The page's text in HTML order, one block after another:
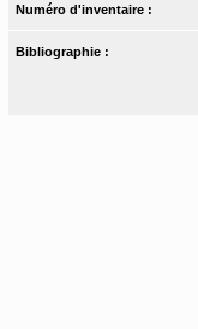
Numéro d'inventaire :
Bibliographie :